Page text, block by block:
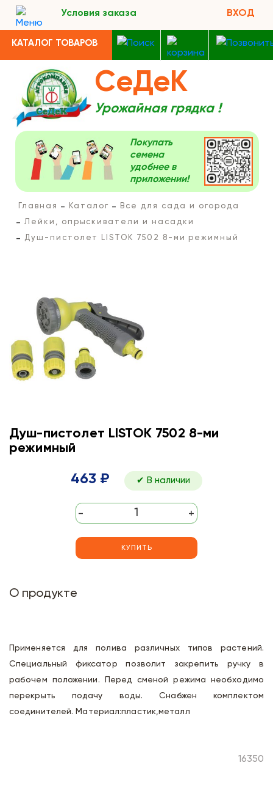
Условия заказа ВХОД
КАТАЛОГ ТОВАРОВ
СеДеК
Урожайная грядка !
Покупать
семена
удобнее в
приложении!
Главная Каталог
Все для сада и огорода
Лейки, опрыскиватели и насадки
Душ-пистолет LISTOK 7502 8-ми режимный
Душ-пистолет LISTOK 7502 8-ми
режимный
463 ₽ ✔ В наличии
- +
КУПИТЬ
О продукте
Применяется для полива различных типов растений.
Специальный фиксатор позволит закрепить ручку в
рабочем положении. Перед сменой режима необходимо
перекрыть подачу воды. Снабжен комплектом
соединителей. Материал:пластик,металл
16350